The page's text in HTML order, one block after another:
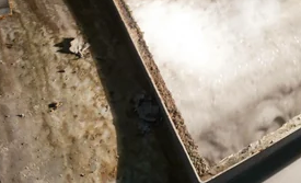
abo
genossenschaft
epaper login